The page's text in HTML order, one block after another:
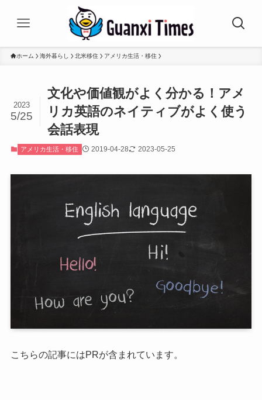
ホーム 海外暮らし 北米移住 アメリカ生活・移住
文化や価値観がよく分かる！アメ
リカ英語のネイティブがよく使う
会話表現
2023
5/25
アメリカ生活・移住 2019-04-28 2023-05-25
こちらの記事にはPRが含まれています。